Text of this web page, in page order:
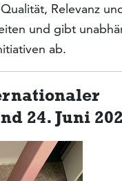
Relevanz
und gibt
ab.
24. Juni